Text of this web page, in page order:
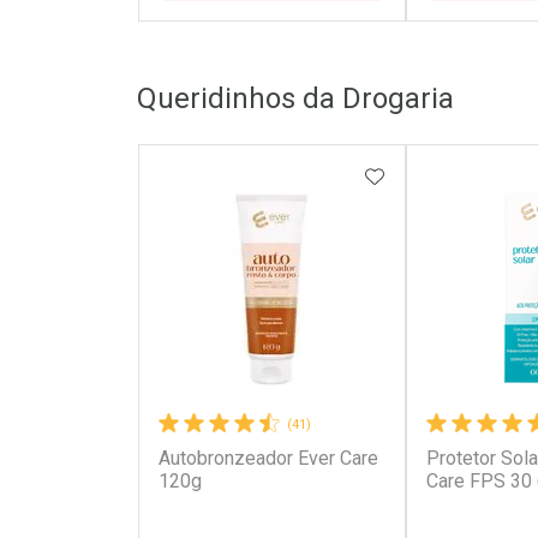
Laboratório
Ativar Desconto
Por Menos
Ativar
Por
Queridinhos da Drogaria
(41)
Autobronzeador Ever Care
120g
ADICIONAR AOS
Protetor
Care FPS 30